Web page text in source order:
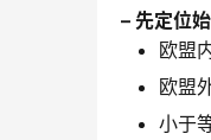
– 先定位
欧盟
欧盟
小于